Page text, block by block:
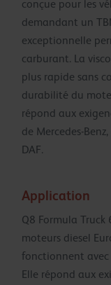
conçue pour les
demandant un
exceptionnelle
carburant. La
plus rapide sans
durabilité du
répond aux
de Mercedes-
DAF.
Application
Q8 Formula Truck
moteurs diesel
fonctionnent avec
Elle répond aux